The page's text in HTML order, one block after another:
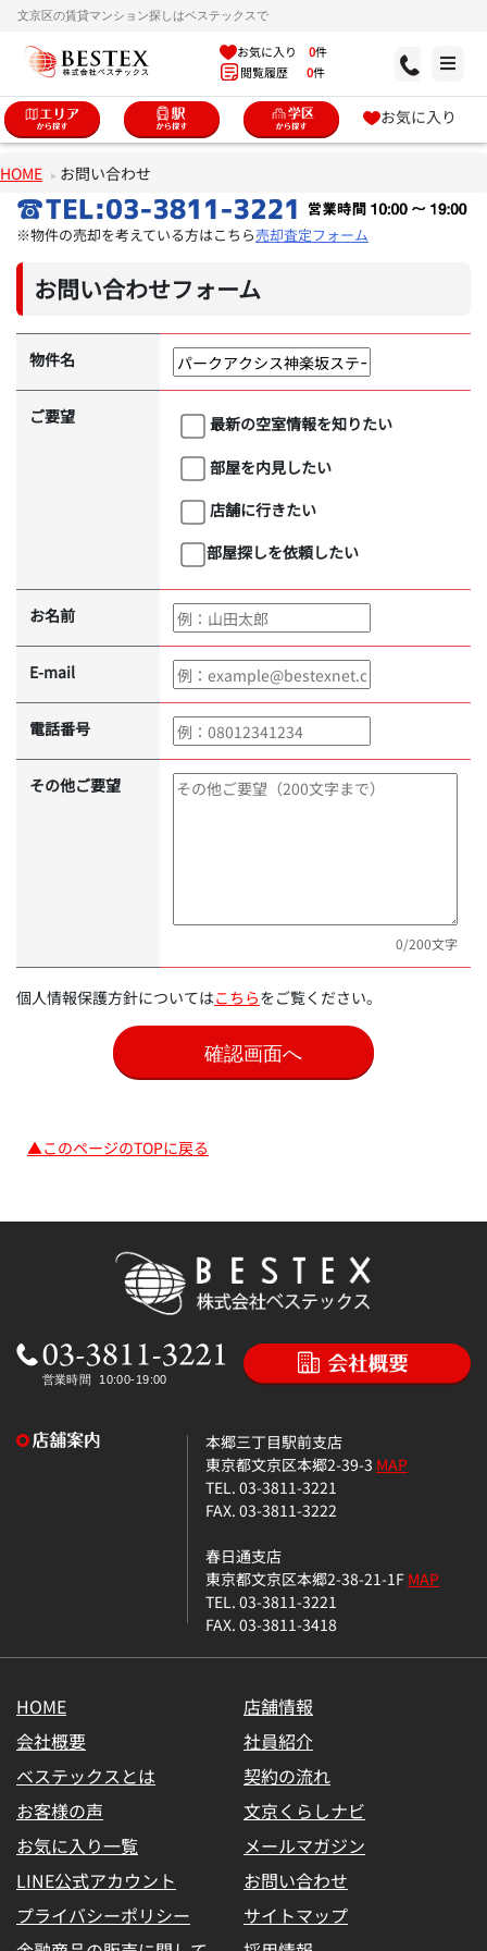
文京区の賃貸マンション探しはベステックスで
お気に入り 0件
閲覧履歴 0件
お気に入り
HOME お問い合わせ
※物件の売却を考えている方はこちら売却査定フォーム
お問い合わせフォーム
物件名
ご要望
最新の空室情報を知りたい
部屋を内見したい
店舗に行きたい
部屋探しを依頼したい
お名前
E-mail
電話番号
その他ご要望
0/200文字
個人情報保護方針についてはこちらをご覧ください。
▲このページのTOPに戻る
本郷三丁目駅前支店
東京都文京区本郷2-39-3 MAP
TEL. 03-3811-3221
FAX. 03-3811-3222
春日通支店
東京都文京区本郷2-38-21-1FMAP
TEL. 03-3811-3221
FAX. 03-3811-3418
HOME
店舗情報
会社概要
社員紹介
ベステックスとは
契約の流れ
お客様の声
文京くらしナビ
お気に入り一覧
メールマガジン
LINE公式アカウント
お問い合わせ
プライバシーポリシー
サイトマップ